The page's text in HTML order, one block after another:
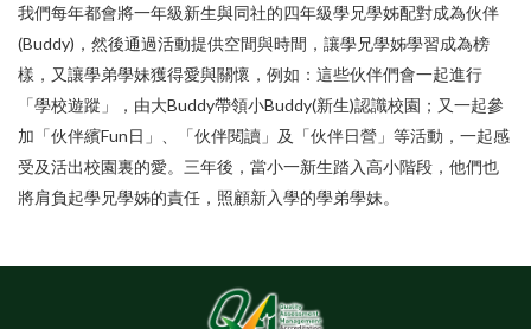
我們每年都會將一年級新生與同社的四年級學兄學姊配對成為伙伴
(Buddy)，然後通過活動提供空間與時間，讓學兄學姊學習成為榜
樣，又讓學弟學妹獲得愛與關懷，例如：這些伙伴們會一起進行
「學校遊蹤」，由大Buddy帶領小Buddy(新生)認識校園；又一起參
加「伙伴繽Fun日」、「伙伴閱讀」及「伙伴日營」等活動，一起感
受及活出校園裏的愛。三年後，當小一新生踏入高小階段，他們也
將肩負起學兄學姊的責任，照顧新入學的學弟學妹。